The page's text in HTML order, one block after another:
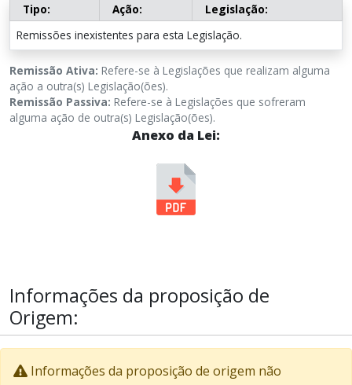
Tipo: Ação:
Legislação:
Remissões inexistentes para esta Legislação.
Remissão Ativa: Refere-se à Legislações que realizam alguma
ação a outra(s) Legislação(ões).
Remissão Passiva: Refere-se à Legislações que sofreram
alguma ação de outra(s) Legislação(ões).
Anexo da Lei:
Informações da proposição de
Origem:
Informações da proposição de origem não